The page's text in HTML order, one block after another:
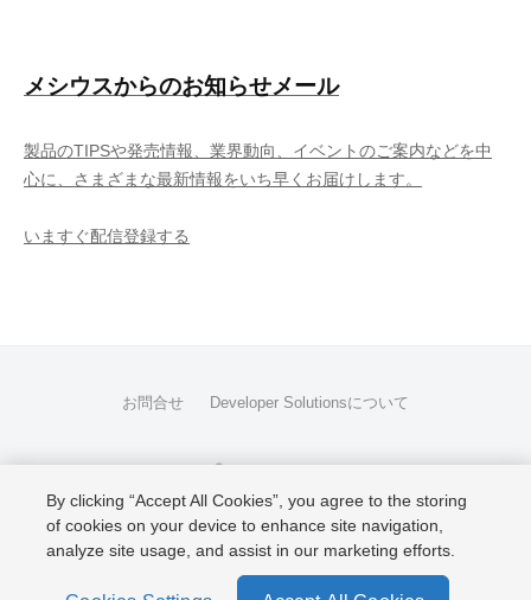
メシウスからのお知らせメール
製品のTIPSや発売情報、業界動向、イベントのご案内などを中
心に、さまざまな最新情報をいち早くお届けします。
いますぐ配信登録する
お問合せ Developer Solutionsについて
Copyright © 2026 MESCIUS inc. All rights reserved.
By clicking “Accept All Cookies”, you agree to the storing
of cookies on your device to enhance site navigation,
analyze site usage, and assist in our marketing efforts.